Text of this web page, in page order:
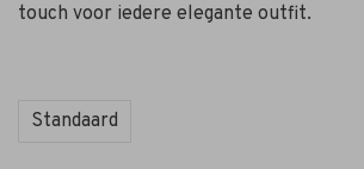
touch voor iedere elegante outfit.
Standaard